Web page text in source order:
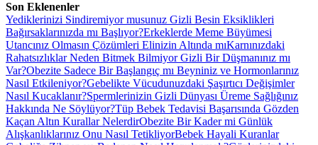
Son Eklenenler
Yediklerinizi Sindiremiyor musunuz Gizli Besin Eksiklikleri
Bağırsaklarınızda mı Başlıyor?Erkeklerde Meme Büyümesi
Utancınız Olmasın Çözümleri Elinizin Altında mıKarnınızdaki
Rahatsızlıklar Neden Bitmek Bilmiyor Gizli Bir Düşmanınız mı
Var?Obezite Sadece Bir Başlangıç mı Beyniniz ve Hormonlarınız
Nasıl Etkileniyor?Gebelikte Vücudunuzdaki Şaşırtıcı Değişimler
Nasıl Kucaklanır?Spermlerinizin Gizli Dünyası Üreme Sağlığınız
Hakkında Ne Söylüyor?Tüp Bebek Tedavisi Başarısında Gözden
Kaçan Altın Kurallar NelerdirObezite Bir Kader mi Günlük
Alışkanlıklarınız Onu Nasıl TetikliyorBebek Hayali Kuranlar